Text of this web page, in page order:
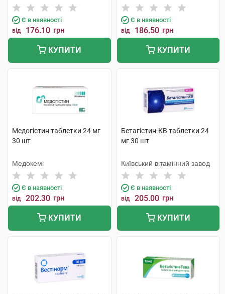
Є в наявності
від 176.10 грн
КУПИТИ
Є в наявності
від 186.50 грн
КУПИТИ
Медогістин таблетки 24 мг
30 шт
Медокемі
Є в наявності
від 202.30 грн
КУПИТИ
Бетагістин-КВ таблетки 24
мг 30 шт
Київський вітамінний завод
Є в наявності
від 205.00 грн
КУПИТИ